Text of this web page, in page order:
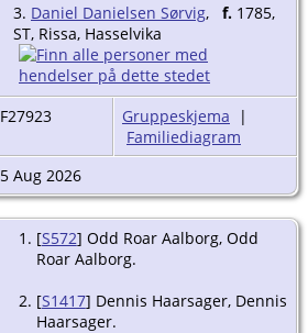
3. Daniel Danielsen Sørvig, f. 1785,
ST, Rissa, Hasselvika
F27923 Gruppeskjema |
Familiediagram
5 Aug 2026
[S572] Odd Roar Aalborg, Odd
Roar Aalborg.
[S1417] Dennis Haarsager, Dennis
Haarsager.